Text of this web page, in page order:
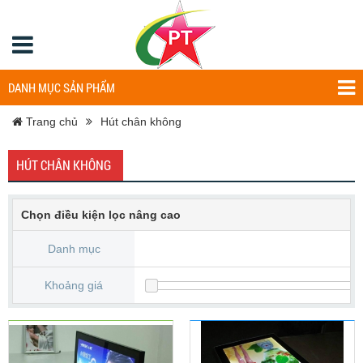
DANH MỤC SẢN PHẨM
Trang chủ Hút chân không
HÚT CHÂN KHÔNG
Chọn điều kiện lọc nâng cao
Danh mục
Khoảng giá